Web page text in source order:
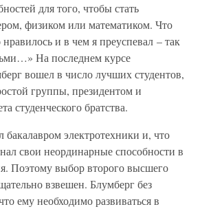
для того, чтобы стать
физиком или математиком. Что
и в чем я преуспевал – так
На последнем курсе
вошел в число лучших студентов,
группы, президентом и
студенческого братства.
бакалавром электротехники и, что
свои неординарные способности в
Поэтому выбор второго высшего
взвешен. Блумберг без
ему необходимо развиваться в